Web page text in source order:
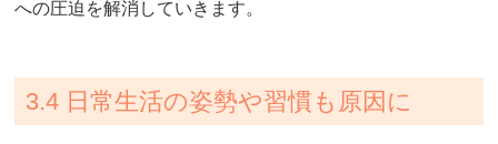
への圧迫を解消していきます。
3.4 日常生活の姿勢や習慣も原因に